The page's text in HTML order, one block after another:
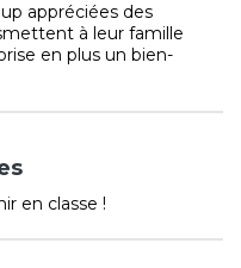
appréciées des
à leur famille
en plus un bien-
en classe !